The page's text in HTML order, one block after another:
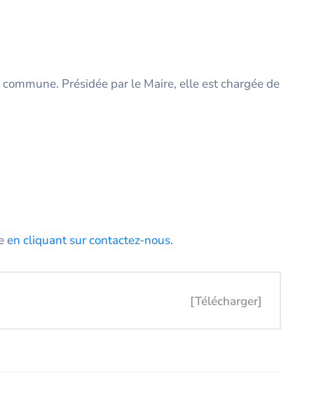
Présidée par le Maire, elle est chargée de
en cliquant sur contactez-nous.
[Télécharger]